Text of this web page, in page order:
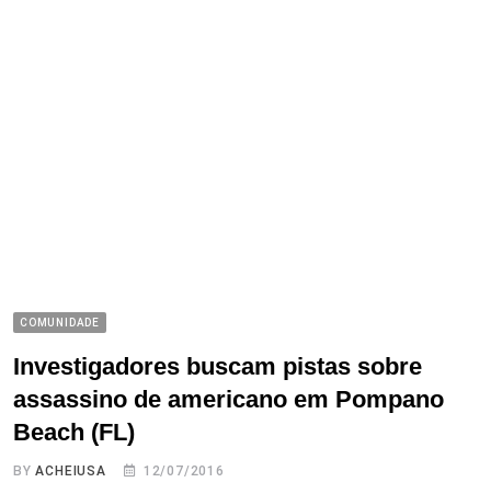
COMUNIDADE
Investigadores buscam pistas sobre
assassino de americano em Pompano
Beach (FL)
BYACHEIUSA 12/07/2016